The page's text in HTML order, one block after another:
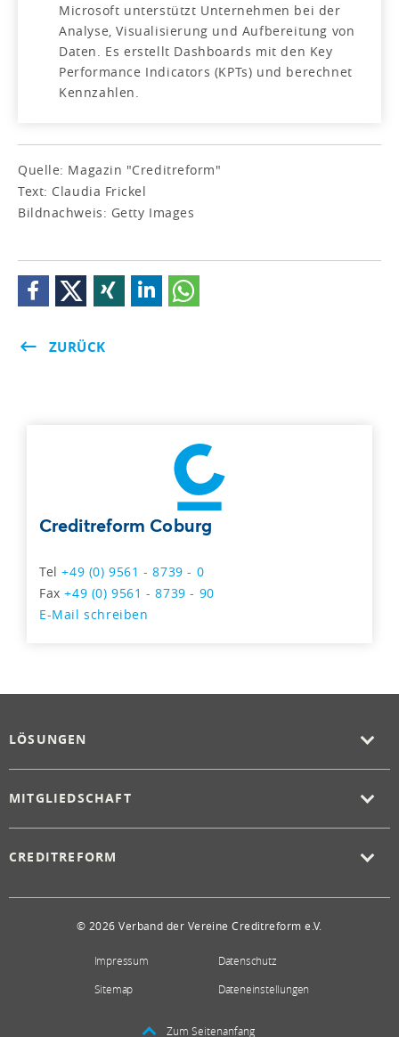
Microsoft unterstützt Unternehmen bei der
Analyse, Visualisierung und Aufbereitung von
Daten. Es erstellt Dashboards mit den Key
Performance Indicators (KPTs) und berechnet
Kennzahlen.
Quelle: Magazin "Creditreform"
Text: Claudia Frickel
Bildnachweis: Getty Images
ZURÜCK
Creditreform Coburg
Tel+49 (0) 9561 - 8739 - 0
Fax+49 (0) 9561 - 8739 - 90
E-Mail schreiben
LÖSUNGEN
MITGLIEDSCHAFT
CREDITREFORM
© 2026 Verband der Vereine Creditreform e.V.
Impressum
Datenschutz
Sitemap
Dateneinstellungen
Zum Seitenanfang